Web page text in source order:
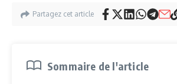
Partagez cet article
Sommaire de l'article